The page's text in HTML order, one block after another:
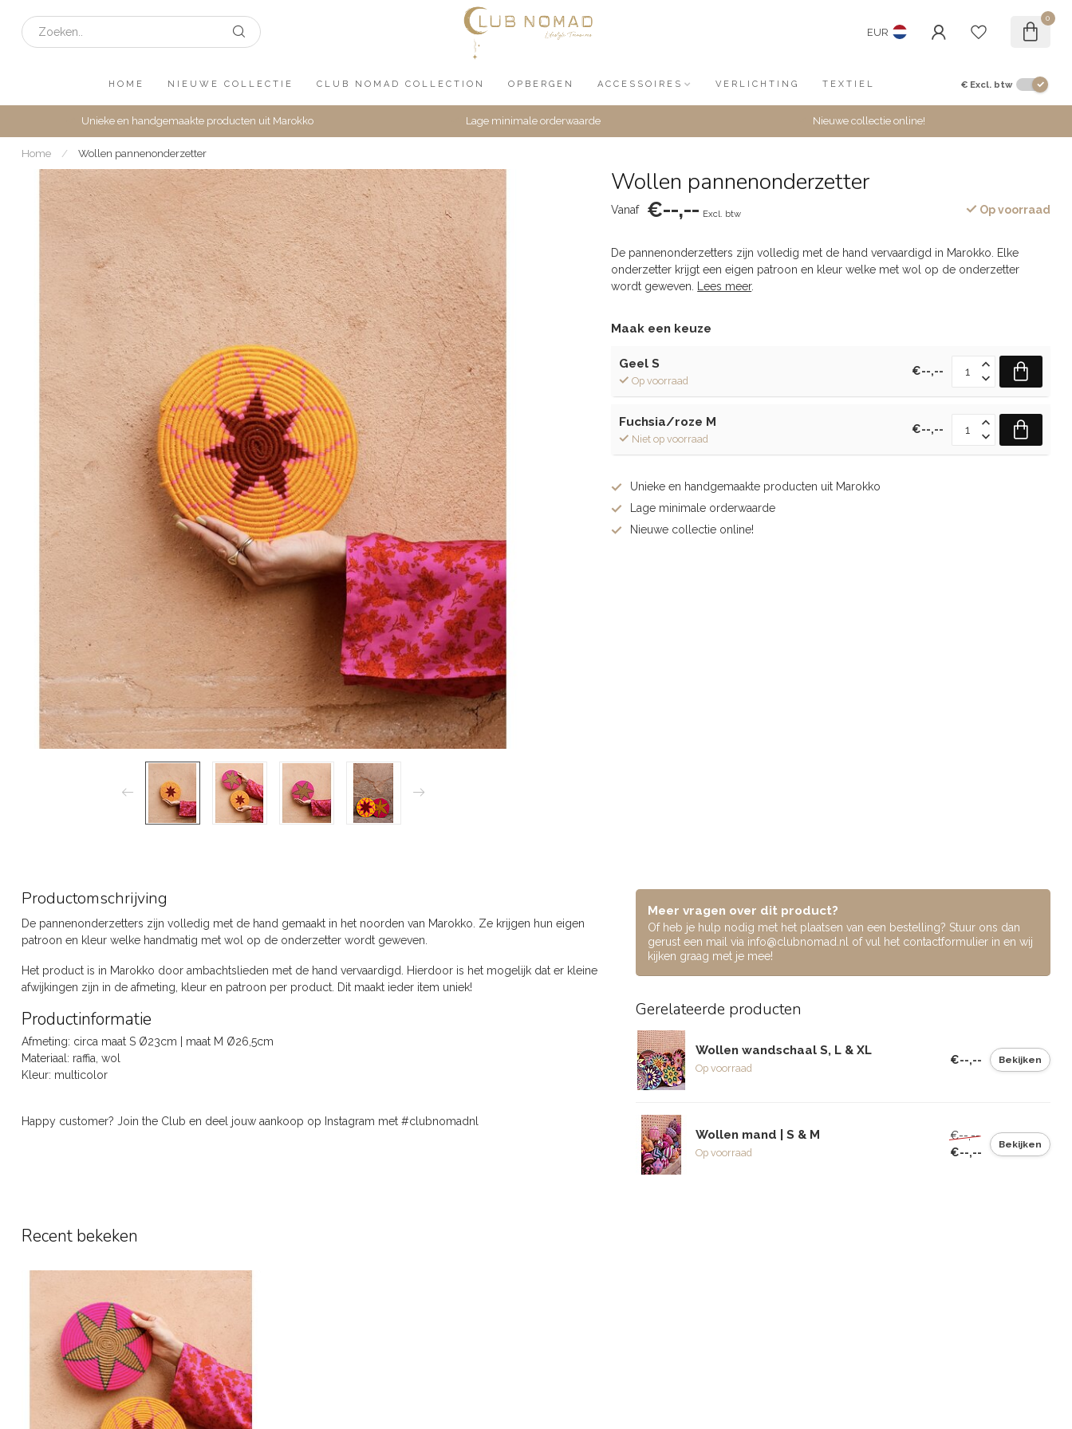
EUR
0
HOME NIEUWE COLLECTIE CLUB NOMAD COLLECTION OPBERGEN ACCESSOIRES VERLICHTING TEXTIEL € Excl. btw
Unieke en handgemaakte producten uit Marokko Lage minimale orderwaarde Nieuwe collectie online!
Home / Wollen pannenonderzetter
Wollen pannenonderzetter
Vanaf €--,-- Excl. btw Op voorraad
De pannenonderzetters zijn volledig met de hand vervaardigd in Marokko. Elke
onderzetter krijgt een eigen patroon en kleur welke met wol op de onderzetter
wordt geweven.
Lees meer.
Maak een keuze
Geel S
Op voorraad
€--,--
Fuchsia/roze M
Niet op voorraad
€--,--
Unieke en handgemaakte producten uit Marokko
Lage minimale orderwaarde
Nieuwe collectie online!
Productomschrijving
De pannenonderzetters zijn volledig met de hand gemaakt in het noorden van Marokko. Ze krijgen hun eigen
patroon en kleur welke handmatig met wol op de onderzetter wordt geweven.
Het product is in Marokko door ambachtslieden met de hand vervaardigd. Hierdoor is het mogelijk dat er kleine
afwijkingen zijn in de afmeting, kleur en patroon per product. Dit maakt ieder item uniek!
Productinformatie
Afmeting: circa maat S Ø23cm | maat M Ø26,5cm
Materiaal: raffia, wol
Kleur: multicolor
Happy customer? Join the Club en deel jouw aankoop op Instagram met #clubnomadnl
Meer vragen over dit product?
Of heb je hulp nodig met het plaatsen van een bestelling? Stuur ons dan
gerust een mail via info@clubnomad.nl
of vul het contactformulier in en wij
kijken graag met je mee!
Gerelateerde producten
Wollen wandschaal S, L & XL
Op voorraad
€--,-- Bekijken
Wollen mand | S & M
Op voorraad
€--,--
€--,--
Bekijken
Recent bekeken